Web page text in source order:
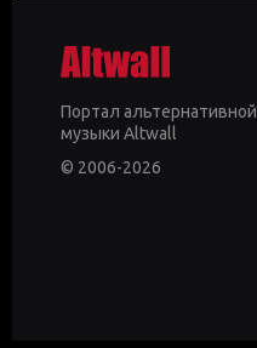
Портал альтернативной
музыки Altwall
© 2006-2026